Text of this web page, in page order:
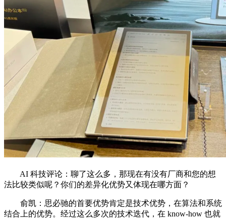
AI 科技评论：聊了这么多，那现在有没有厂商和您的想
法比较类似呢？你们的差异化优势又体现在哪方面？
俞凯：思必驰的首要优势肯定是技术优势，在算法和系统
结合上的优势。经过这么多次的技术迭代，在 know-how 也就